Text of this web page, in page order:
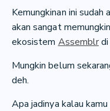
Kemungkinan ini sudah
akan sangat
ekosistem Assemblrdi
Mungkin belum
deh.
Apa jadinya kalau